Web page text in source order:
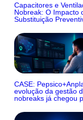
Capacitores e
Nobreak: O Impacto
Substituição
CASE:
evolução da gestão
nobreaks já chegou